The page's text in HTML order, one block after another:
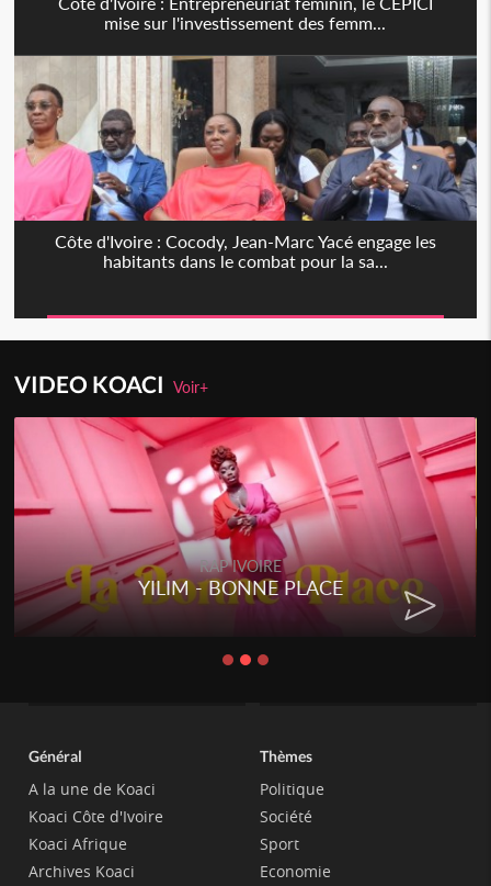
mise sur l'investissement des femm...
Côte d'Ivoire : Cocody, Jean-Marc Yacé engage les
habitants dans le combat pour la sa...
VIDEO KOACIVoir+
RAP IVOIRE
YILIM - BONNE PLACE
Général
A la une de Koaci
Koaci Côte d'Ivoire
Koaci Afrique
Archives Koaci
Thèmes
Politique
Société
Sport
Economie